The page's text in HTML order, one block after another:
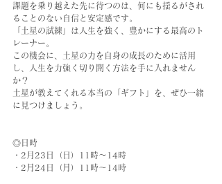
課題を乗り越えた先に待つのは、何にも揺るがされ
ることのない自信と安定感です。
「土星の試練」は人生を強く、豊かにする最高のト
レーナー。
この機会に、土星の力を自身の成長のために活用
し、人生を力強く切り開く方法を手に入れません
か？
土星が教えてくれる本当の「ギフト」を、ぜひ一緒
に見つけましょう。
◎日時
・2月23日（日）11時〜14時
・2月24日（月）11時〜14時